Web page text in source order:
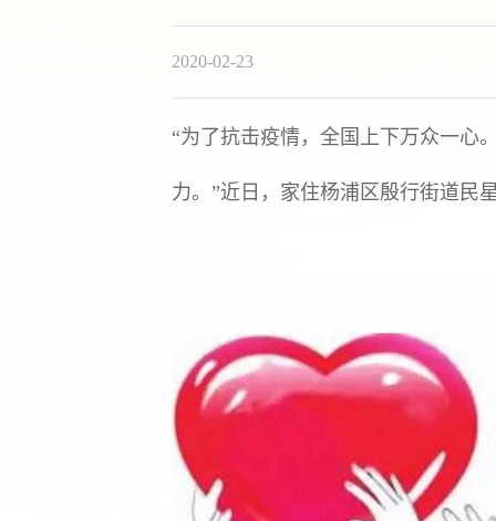
2020-02-23
“为了抗击疫情，全国上下万众一心
力。”近日，家住杨浦区殷行街道民